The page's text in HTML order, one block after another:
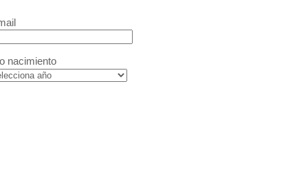
nacimiento